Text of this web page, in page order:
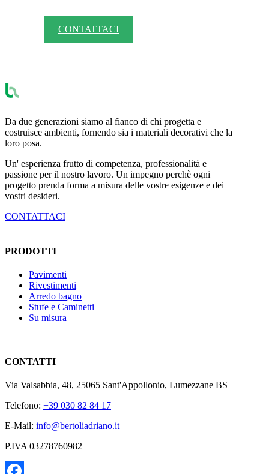
CONTATTACI
Da due generazioni siamo al fianco di chi progetta e
costruisce ambienti, fornendo sia i materiali decorativi che la
loro posa.
Un' esperienza frutto di competenza, professionalità e
passione per il nostro lavoro. Un impegno perchè ogni
progetto prenda forma a misura delle vostre esigenze e dei
vostri desideri.
CONTATTACI
PRODOTTI
Pavimenti
Rivestimenti
Arredo bagno
Stufe e Caminetti
Su misura
CONTATTI
Via Valsabbia, 48, 25065 Sant'Appollonio, Lumezzane BS
Telefono: +39 030 82 84 17
E-Mail: info@bertoliadriano.it
P.IVA 03278760982